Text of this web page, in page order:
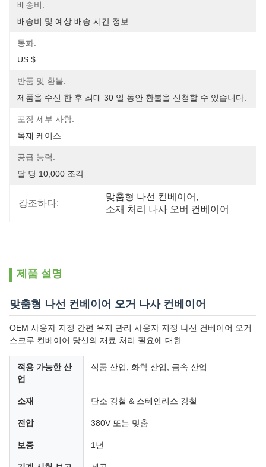
배송비:
배송비 및 예상 배송 시간 정보.
통화:
US $
반품 및 환불:
제품을 수신 한 후 최대 30 일 동안 환불을 신청할 수 있습니다.
포장 세부 사항:
목재 케이스
공급 능력:
달 당 10,000 조각
강조하다:
맞춤형 나선 컨베이어 ,
소재 처리 나사 오버 컨베이어
제품 설명
맞춤형 나선 컨베이어 오거 나사 컨베이어
OEM 사용자 지정 간편 유지 관리 사용자 지정 나선 컨베이어 오거
스크루 컨베이어 당신의 재료 처리 필요에 대한
적용 가능한 산
업
식품 산업, 화학 산업, 금속 산업
소재 탄소 강철 & 스테인리스 강철
전압 380V 또는 맞춤
보증 1년